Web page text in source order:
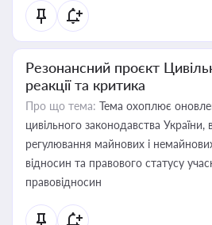
Резонансний проєкт
реакції та критика
Про що тема: Тема охоплює
цивільного законодавства
регулювання майнових і
відносин та правового статусу
правовідносин